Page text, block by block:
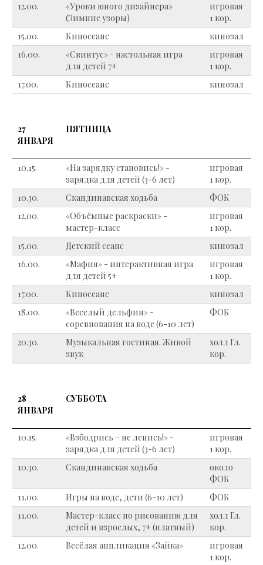
12.00.
«Уроки юного дизайнера»
(Зимние узоры)
игровая
1 кор.
15.00.
Киносеанс
кинозал
16.00.
«Свинтус» - настольная игра
для детей 7+
игровая
1 кор.
17.00.
Киносеанс кинозал
27
ЯНВАРЯ
ПЯТНИЦА
10.15.
«На зарядку становись!» -
зарядка для детей (3-6 лет)
игровая
1 кор.
10.30.
Скандинавская ходьба
ФОК
12.00.
«Объёмные раскраски» -
мастер-класс
игровая
1 кор.
15.00.
Детский сеанс
кинозал
16.00.
«Мафия» - интерактивная игра
для детей 5+
игровая
1 кор.
17.00.
Киносеанс
кинозал
18.00.
«Веселый дельфин» -
соревнования на воде (6-10 лет)
ФОК
20.30.
Музыкальная гостиная. Живой
звук
холл Гл.
кор.
28
ЯНВАРЯ
СУББОТА
10.15.
«Взбодрись – не ленись!» -
зарядка для детей (3-6 лет)
игровая
1 кор.
10.30.
Скандинавская ходьба
около
ФОК
11.00.
Игры на воде, дети (6-10 лет)
ФОК
11.00.
Мастер-класс по рисованию для
детей и взрослых, 7+ (платный)
холл Гл.
кор.
12.00.
Весёлая аппликация «Зайка»
игровая
1 кор.